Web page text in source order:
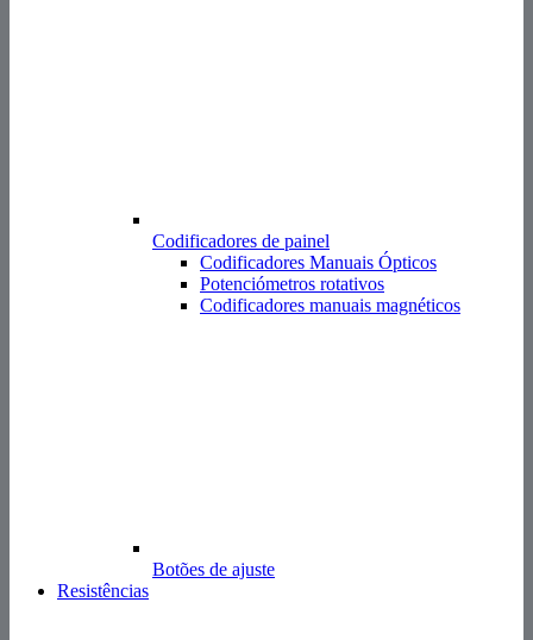
Codificadores de painel
Codificadores Manuais Ópticos
Potenciómetros rotativos
Codificadores manuais magnéticos
Botões de ajuste
Resistências